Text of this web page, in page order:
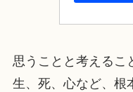
思うことと考えるこ
生、死、心など、根